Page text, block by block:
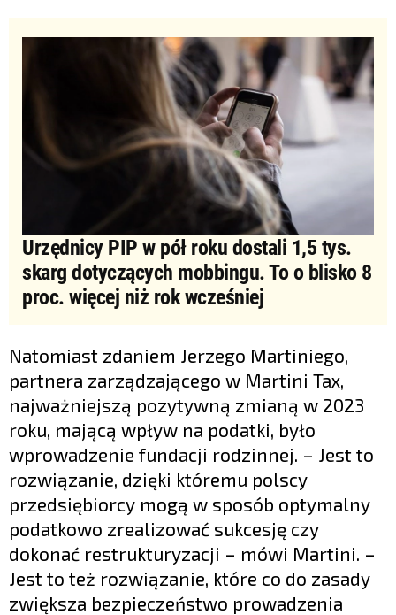
Urzędnicy PIP w pół roku dostali 1,5 tys.
skarg dotyczących mobbingu. To o blisko 8
proc. więcej niż rok wcześniej
Natomiast zdaniem Jerzego Martiniego,
partnera zarządzającego w Martini Tax,
najważniejszą pozytywną zmianą w 2023
roku, mającą wpływ na podatki, było
wprowadzenie fundacji rodzinnej. – Jest to
rozwiązanie, dzięki któremu polscy
przedsiębiorcy mogą w sposób optymalny
podatkowo zrealizować sukcesję czy
dokonać restrukturyzacji – mówi Martini. –
Jest to też rozwiązanie, które co do zasady
zwiększa bezpieczeństwo prowadzenia